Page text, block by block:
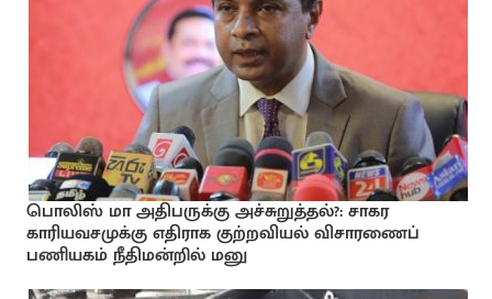
பொலிஸ் மா அதிபருக்கு அச்சுறுத்தல்?: சாகர
காரியவசமுக்கு எதிராக குற்றவியல் விசாரணைப்
பணியகம் நீதிமன்றில் மனு